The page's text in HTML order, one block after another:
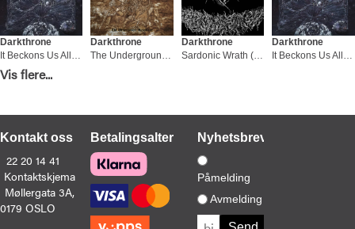
Kjøp
Darkthrone
549,-
Darkthrone
Darkthrone
Sardonic Wrath (CD)
Darkthrone
Vis flere...
Kontakt oss
22 20 14 41
Kontaktskjema
Møllergata 3A,
0179 OSLO
BetalingsalternativerNyhetsbrev
Påmelding
Avmelding